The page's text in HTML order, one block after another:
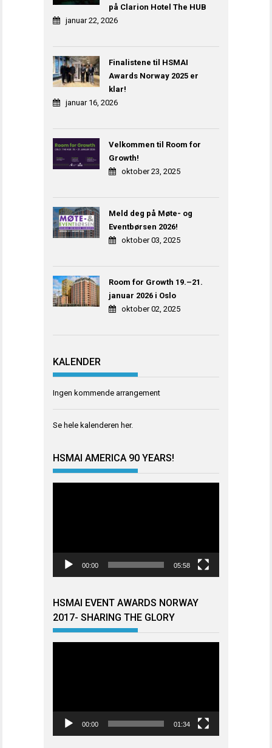
på Clarion Hotel The HUB
januar 22, 2026
Finalistene til HSMAI
Awards Norway 2025 er
klar!
januar 16, 2026
Velkommen til Room for
Growth!
oktober 23, 2025
Meld deg på Møte- og
Eventbørsen 2026!
oktober 03, 2025
Room for Growth 19.–21.
januar 2026 i Oslo
oktober 02, 2025
KALENDER
Ingen kommende arrangement
Se hele kalenderen her.
HSMAI AMERICA 90 YEARS!
00:00 05:58
HSMAI EVENT AWARDS NORWAY
2017- SHARING THE GLORY
00:00 01:34